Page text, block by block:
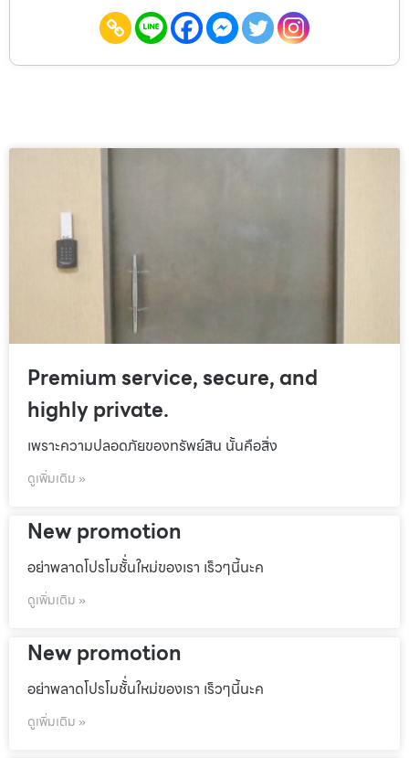
Premium service, secure, and
highly private.
เพราะความปลอดภัยของทรัพย์สิน นั้นคือสิ่ง
ดูเพิ่มเติม »
New promotion
อย่าพลาดโปรโมชั้่นใหม่ของเรา เร็วๆนี้นะค
ดูเพิ่มเติม »
New promotion
อย่าพลาดโปรโมชั้่นใหม่ของเรา เร็วๆนี้นะค
ดูเพิ่มเติม »